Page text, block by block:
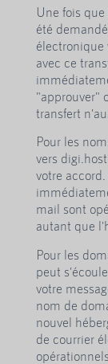
Une fois
été
électronique
avec ce
"approuver"
transfert
Pour les
vers
votre
mail sont
autant que
Pour les
peut
votre
nom de
nouvel
de courrier
opérationnels.